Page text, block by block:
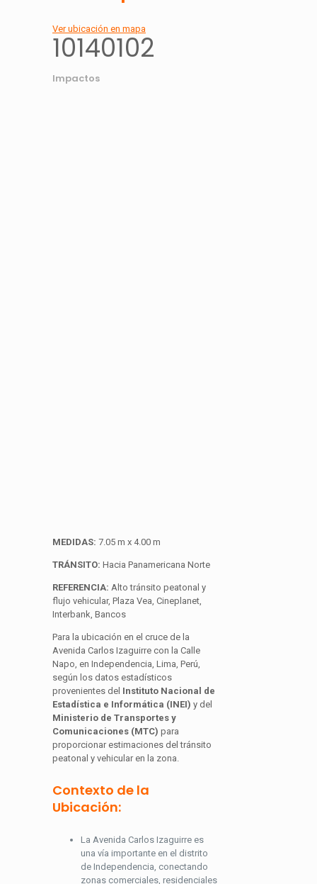
Ver ubicación en mapa
10140102
Impactos
MEDIDAS: 7.05 m x 4.00 m
TRÁNSITO: Hacia Panamericana Norte
REFERENCIA: Alto tránsito peatonal y
flujo vehicular, Plaza Vea, Cineplanet,
Interbank, Bancos
Para la ubicación en el cruce de la
Avenida Carlos Izaguirre con la Calle
Napo, en Independencia, Lima, Perú,
según los datos estadísticos
provenientes del Instituto Nacional de
Estadística e Informática (INEI) y del
Ministerio de Transportes y
Comunicaciones (MTC) para
proporcionar estimaciones del tránsito
peatonal y vehicular en la zona.
Contexto de la
Ubicación:
La Avenida Carlos Izaguirre es
una vía importante en el distrito
de Independencia, conectando
zonas comerciales, residenciales